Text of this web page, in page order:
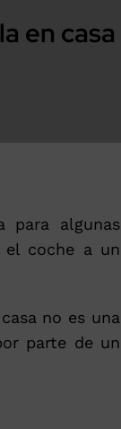
en casa
para algunas
el coche a un
no es una
parte de un